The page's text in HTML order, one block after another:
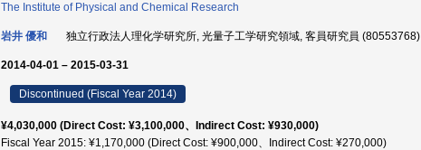
The Institute of Physical and Chemical Research
岩井 優和 独立行政法人理化学研究所, 光量子工学研究領域, 客員研究員 (80553768)
2014-04-01 – 2015-03-31
Discontinued (Fiscal Year 2014)
¥4,030,000 (Direct Cost: ¥3,100,000、Indirect Cost: ¥930,000)
Fiscal Year 2015: ¥1,170,000 (Direct Cost: ¥900,000、Indirect Cost: ¥270,000)